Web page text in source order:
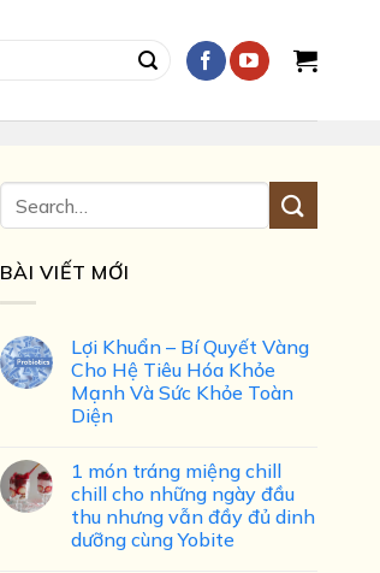
BÀI VIẾT MỚI
Lợi Khuẩn – Bí Quyết Vàng
Cho Hệ Tiêu Hóa Khỏe
Mạnh Và Sức Khỏe Toàn
Diện
1 món tráng miệng chill
chill cho những ngày đầu
thu nhưng vẫn đầy đủ dinh
dưỡng cùng Yobite